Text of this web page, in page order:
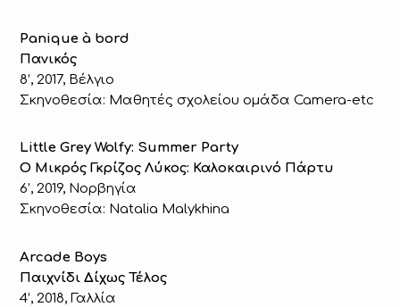
Panique à bord
Πανικός
8’, 2017, Βέλγιο
Σκηνοθεσία: Μαθητές σχολείου ομάδα Camera-etc
Little Grey Wolfy: Summer Party
Ο Μικρός Γκρίζος Λύκος: Καλοκαιρινό Πάρτυ
6’, 2019, Νορβηγία
Σκηνοθεσία: Natalia Malykhina
Arcade Boys
Παιχνίδι Δίχως Τέλος
4’, 2018, Γαλλία